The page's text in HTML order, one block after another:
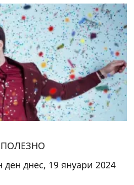
ПОЛЕЗНО
днес, 19 януари 2024